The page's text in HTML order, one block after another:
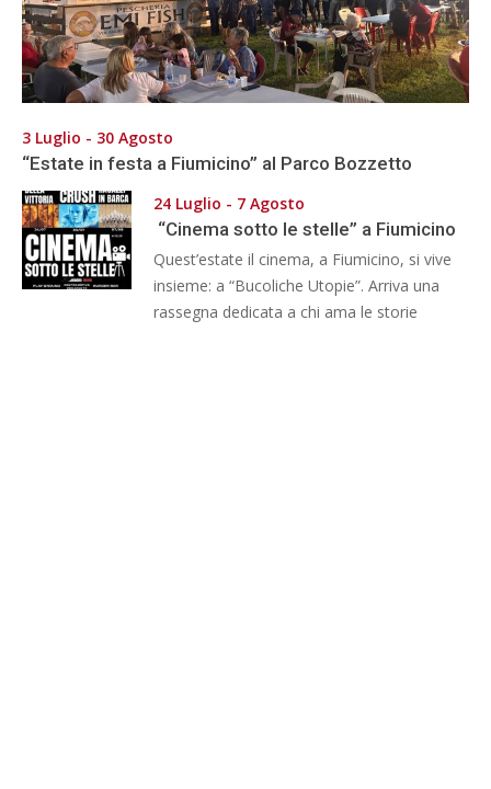
3 Luglio - 30 Agosto
“Estate in festa a Fiumicino” al Parco Bozzetto
24 Luglio - 7 Agosto
“Cinema sotto le stelle” a Fiumicino
Quest’estate il cinema, a Fiumicino, si vive
insieme: a “Bucoliche Utopie”. Arriva una
rassegna dedicata a chi ama le storie